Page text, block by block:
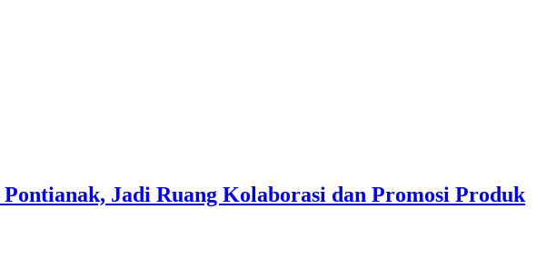
Jadi Ruang Kolaborasi dan Promosi Produk